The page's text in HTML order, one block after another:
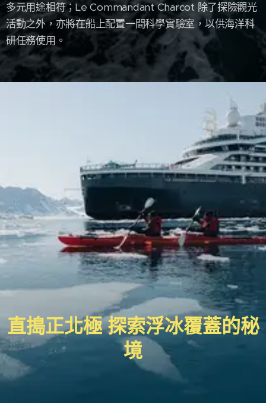
多元用途相符；Le Commandant Charcot 除了探險觀光
活動之外，亦將在船上配置一間科學實驗室，以供海洋科
研任務使用。
直搗正北極 探索浮冰覆蓋的秘
境